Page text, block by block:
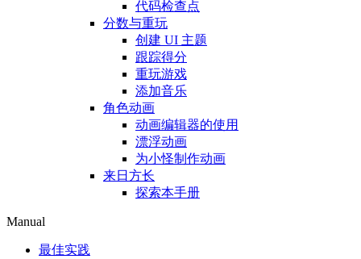
代码检查点
分数与重玩
创建 UI 主题
跟踪得分
重玩游戏
添加音乐
角色动画
动画编辑器的使用
漂浮动画
为小怪制作动画
来日方长
探索本手册
Manual
最佳实践